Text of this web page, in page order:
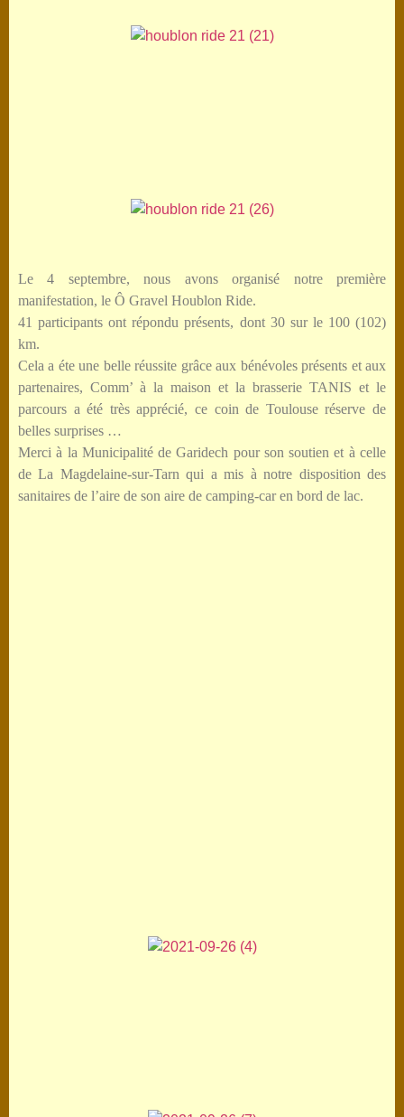
Le 4 septembre, nous avons organisé notre première
manifestation, le Ô Gravel Houblon Ride.
41 participants ont répondu présents, dont 30 sur le 100 (102)
km.
Cela a éte une belle réussite grâce aux bénévoles présents et aux
partenaires, Comm’ à la maison et la brasserie TANIS et le
parcours a été très apprécié, ce coin de Toulouse réserve de
belles surprises …
Merci à la Municipalité de Garidech pour son soutien et à celle
de La Magdelaine-sur-Tarn qui a mis à notre disposition des
sanitaires de l’aire de son aire de camping-car en bord de lac.